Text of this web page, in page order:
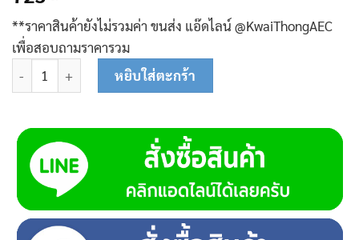
**ราคาสินค้ายังไม่รวมค่า ขนส่ง แอ๊ดไลน์ @KwaiThongAEC
เพื่อสอบถามราคารวม
จำนวน ถังน้ำมัน 2 Kw 08-0123 (ไม่รวมฝาปิดถังน้ำมัน) ชิ้น
หยิบใส่ตะกร้า